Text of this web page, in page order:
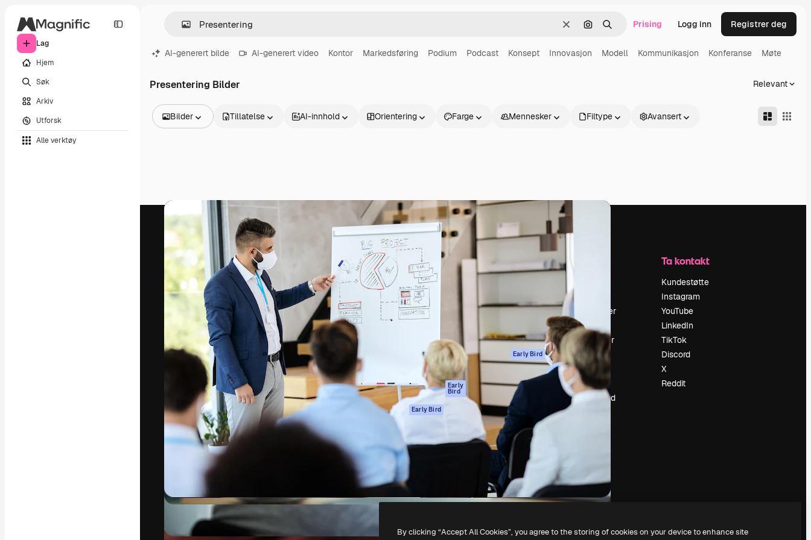
Lag
Hjem
Søk
Arkiv
Utforsk
Alle verktøy
Slett Søk etter bilde
Søk Prising Logg inn Registrer deg
AI-generert bilde AI-generert video Kontor Markedsføring Podium Podcast Konsept Innovasjon Modell Kommunikasjon Konferanse Møte
Presentering Bilder Relevant
Bilder
Videoer
Opptak
Bevegelsesgrafikk
Videomaler
Ikoner
3D-modeller
Skrifter
Tillatelse AI-innhold Orientering Farge Mennesker Filtype Avansert
Den kreative plattformen for å lede ditt
beste arbeid. Mer enn 1 million abonnenter
blant kreative, selskaper, byråer og studioer.
Norsk bokmål
Produkter
Spaces
AI-assistent
AI Image Generator
stemmegenerator
Arkivinnhold
MCP for
Claude/ChatGPT
Early
Bird
Agenter Early Bird
Mobilapp
Alle Magnific-
verktøy
Kom i gang
Support
Personvernerklæring
Originaler
Early Bird
Retningslinjer for
informasjonskapsler
Tillitssenter
Affiliates
For bedrifter
Om oss
Anmeldelser
Karrierer
Søketrender
Blogg
Hendelser
Slidesgo
Selg innhold
Presserom
Ta kontakt
Kundestøtte
Instagram
YouTube
LinkedIn
TikTok
Discord
X
Reddit
Copyright © 2010-2026Freepik Company S.L.U. Alle rettigheter forbeholdt.
By clicking “Accept All Cookies”, you agree to the storing of cookies on your device to enhance site